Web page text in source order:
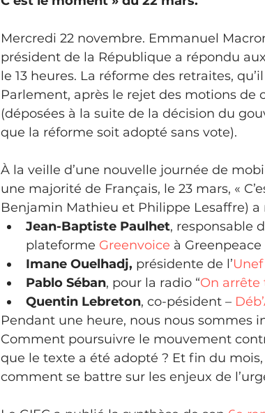
Mercredi 22 novembre. Emmanuel
président de la République a répondu
le 13 heures. La réforme des retraites,
Parlement, après le rejet des motions de
(déposées à la suite de la décision du
que la réforme soit adopté sans vote).
À la veille d’une nouvelle journée de
une majorité de Français, le 23 mars, «
Benjamin Mathieu et Philippe Lesaffre) a
Jean-Baptiste Paulhet, responsable
plateforme ⁠Greenvoice⁠ à Greenpeace
Imane Ouelhadj, présidente de l’⁠Unef⁠
Pablo Séban, pour la radio “⁠On arrête
Quentin Lebreton, co-pésident –
Pendant une heure, nous nous sommes
Comment poursuivre le mouvement
que le texte a été adopté ? Et fin du
comment se battre sur les enjeux de